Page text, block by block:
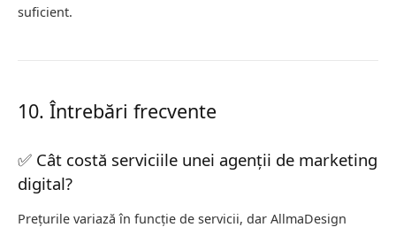
suficient.
10. Întrebări frecvente
✅ Cât costă serviciile unei agenții de marketing
digital?
Prețurile variază în funcție de servicii, dar AllmaDesign